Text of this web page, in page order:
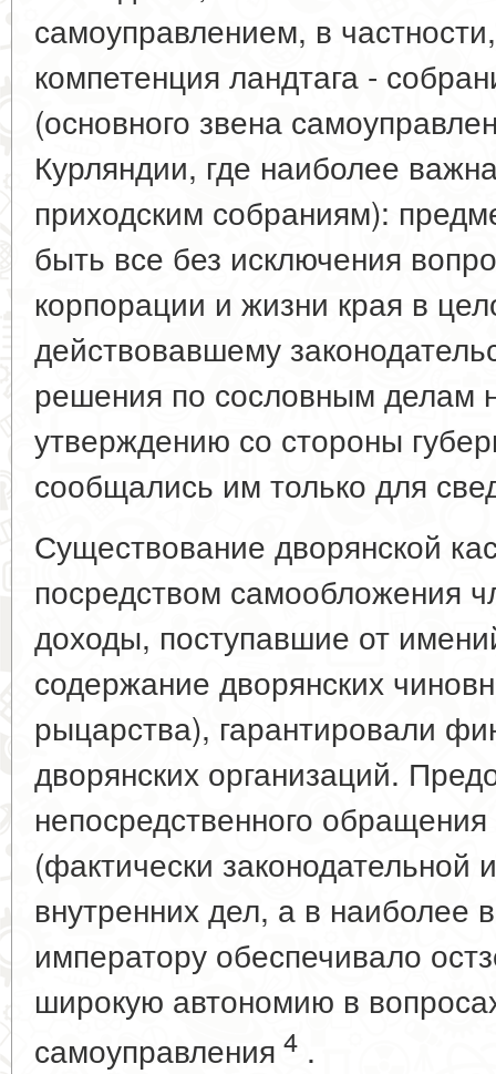
самоуправлением, в
компетенция ландтага -
(основного звена
Курляндии, где наиболее
приходским собраниям):
быть все без исключения
корпорации и жизни края в
действовавшему
решения по сословным делам
утверждению со стороны
сообщались им только для
Существование дворянской
посредством самообложения
доходы, поступавшие от
содержание дворянских
рыцарства), гарантировали
дворянских организаций.
непосредственного
(фактически законодательной
внутренних дел, а в наиболее
императору обеспечивало
широкую автономию в
самоуправления 4 .